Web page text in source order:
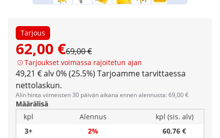
Tarjous
62,00 €69,00 €
Tarjoukset voimassa rajoitetun ajan
49,21 € alv 0% (25.5%) Tarjoamme tarvittaessa
nettolaskun.
Alin hinta viimeisten 30 päivän aikana ennen alennusta: 69,00 €
Määrälisä
kpl
Alennus
kpl (sis. alv)
3+
2%
60,76 €